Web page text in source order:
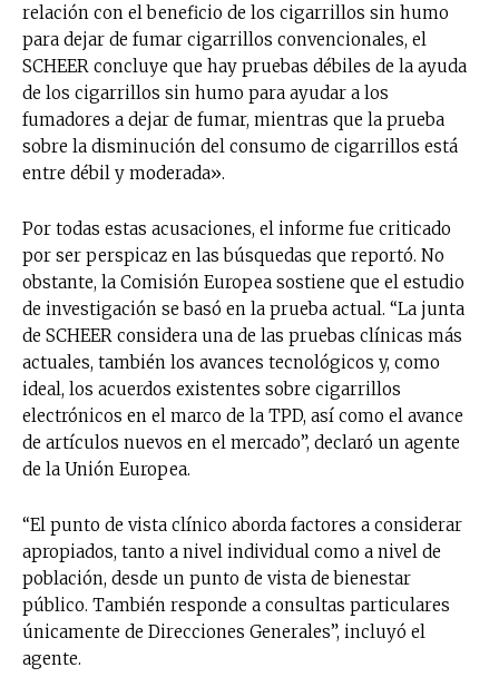
relación con el beneficio de los cigarrillos sin humo
para dejar de fumar cigarrillos convencionales, el
SCHEER concluye que hay pruebas débiles de la ayuda
de los cigarrillos sin humo para ayudar a los
fumadores a dejar de fumar, mientras que la prueba
sobre la disminución del consumo de cigarrillos está
entre débil y moderada».
Por todas estas acusaciones, el informe fue criticado
por ser perspicaz en las búsquedas que reportó. No
obstante, la Comisión Europea sostiene que el estudio
de investigación se basó en la prueba actual. “La junta
de SCHEER considera una de las pruebas clínicas más
actuales, también los avances tecnológicos y, como
ideal, los acuerdos existentes sobre cigarrillos
electrónicos en el marco de la TPD, así como el avance
de artículos nuevos en el mercado”, declaró un agente
de la Unión Europea.
“El punto de vista clínico aborda factores a considerar
apropiados, tanto a nivel individual como a nivel de
población, desde un punto de vista de bienestar
público. También responde a consultas particulares
únicamente de Direcciones Generales”, incluyó el
agente.